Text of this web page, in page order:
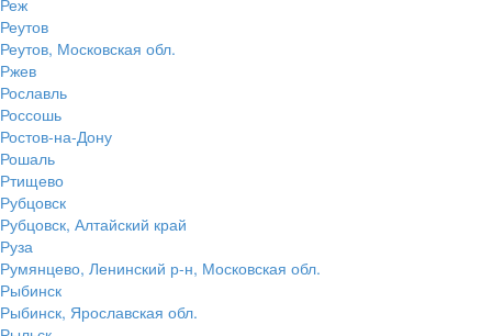
Реж
Реутов
Реутов, Московская обл.
Ржев
Рославль
Россошь
Ростов-на-Дону
Рошаль
Ртищево
Рубцовск
Рубцовск, Алтайский край
Руза
Румянцево, Ленинский р-н, Московская обл.
Рыбинск
Рыбинск, Ярославская обл.